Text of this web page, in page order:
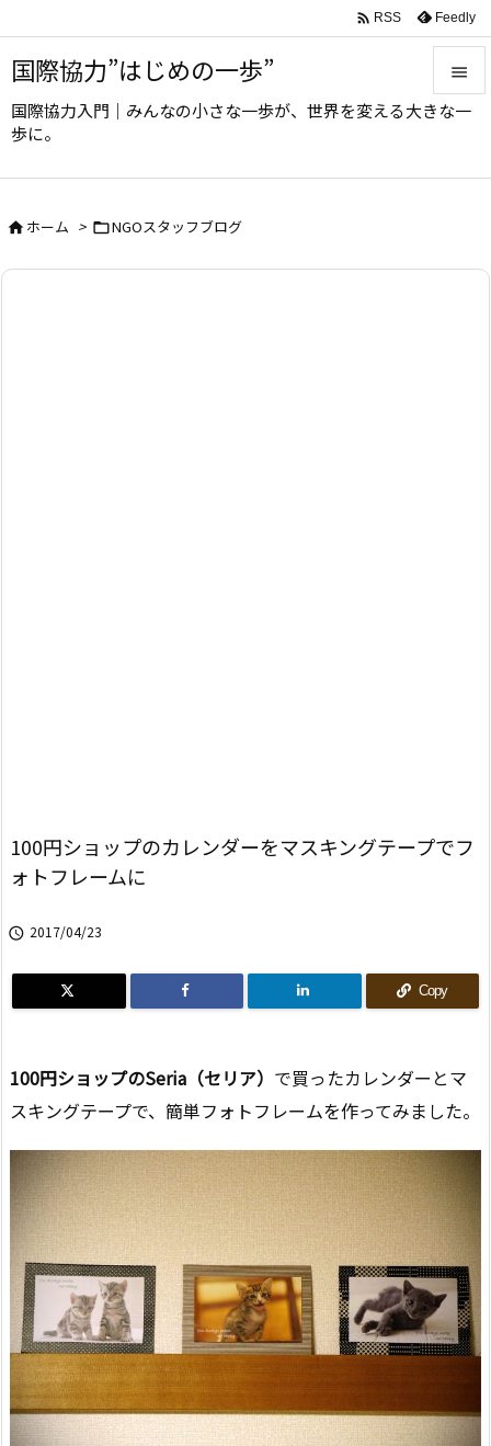
国際協力”はじめの一歩”
国際協力入門｜みんなの小さな一歩が、世界を変える大きな一
歩に。



 RSS Feedly
ホーム > NGOスタッフブログ
100円ショップのカレンダーをマスキングテープでフ
ォトフレームに
 2017/04/23
Copy
100円ショップのSeria（セリア） で買ったカレンダーとマ
スキングテープで、簡単フォトフレームを作ってみました。